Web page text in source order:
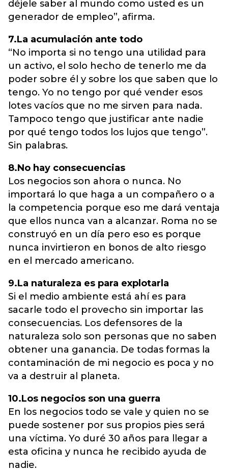
déjele saber al mundo como usted es un
generador de empleo”, afirma.
7.La acumulación ante todo
“No importa si no tengo una utilidad para
un activo, el solo hecho de tenerlo me da
poder sobre él y sobre los que saben que lo
tengo. Yo no tengo por qué vender esos
lotes vacíos que no me sirven para nada.
Tampoco tengo que justificar ante nadie
por qué tengo todos los lujos que tengo”.
Sin palabras.
8.No hay consecuencias
Los negocios son ahora o nunca. No
importará lo que haga a un compañero o a
la competencia porque eso me dará ventaja
que ellos nunca van a alcanzar. Roma no se
construyó en un día pero eso es porque
nunca invirtieron en bonos de alto riesgo
en el mercado americano.
9.La naturaleza es para explotarla
Si el medio ambiente está ahí es para
sacarle todo el provecho sin importar las
consecuencias. Los defensores de la
naturaleza solo son personas que no saben
obtener una ganancia. De todas formas la
contaminación de mi negocio es poca y no
va a destruir al planeta.
10.Los negocios son una guerra
En los negocios todo se vale y quien no se
puede sostener por sus propios pies será
una víctima. Yo duré 30 años para llegar a
esta oficina y nunca he recibido ayuda de
nadie.